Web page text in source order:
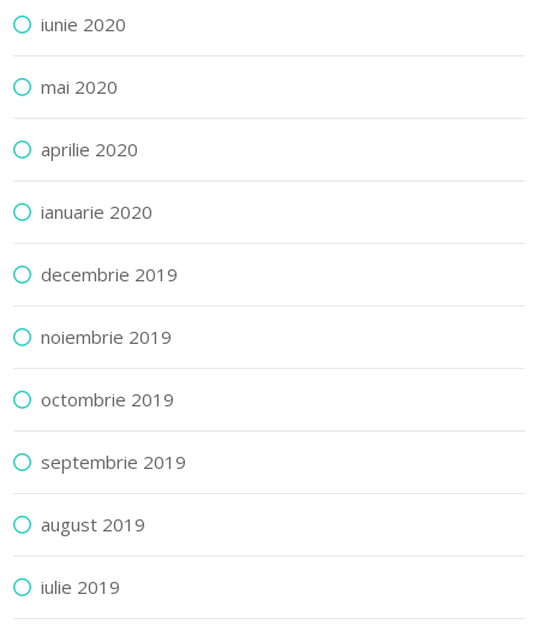
iunie 2020
mai 2020
aprilie 2020
ianuarie 2020
decembrie 2019
noiembrie 2019
octombrie 2019
septembrie 2019
august 2019
iulie 2019